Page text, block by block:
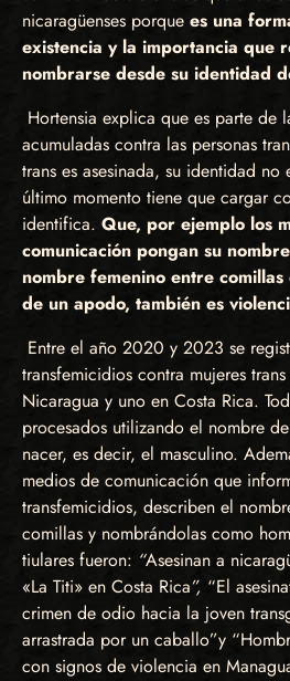
nicaragüenses porque es una
existencia y la importancia que
nombrarse desde su identidad
Hortensia explica que es parte de
acumuladas contra las personas
trans es asesinada, su identidad
último momento tiene que cargar
identifica. Que, por ejemplo los
comunicación pongan su
nombre femenino entre
de un apodo, también es
Entre el año 2020 y 2023 se
transfemicidios contra mujeres
Nicaragua y uno en Costa Rica.
procesados utilizando el nombre
nacer, es decir, el masculino.
medios de comunicación que
transfemicidios, describen el
comillas y nombrándolas como
tiulares fueron: “Asesinan a
«La Titi» en Costa Rica”, “El
crimen de odio hacia la joven
arrastrada por un caballo”y
con signos de violencia en